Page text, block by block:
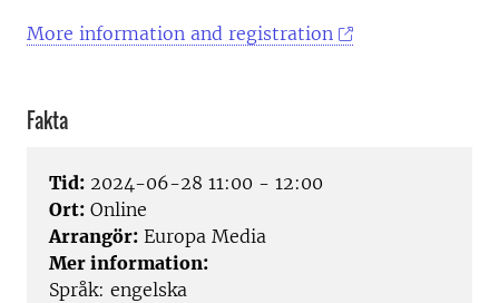
More information and registration
Fakta
Tid: 2024-06-28 11:00 - 12:00
Ort: Online
Arrangör: Europa Media
Mer information:
Språk: engelska